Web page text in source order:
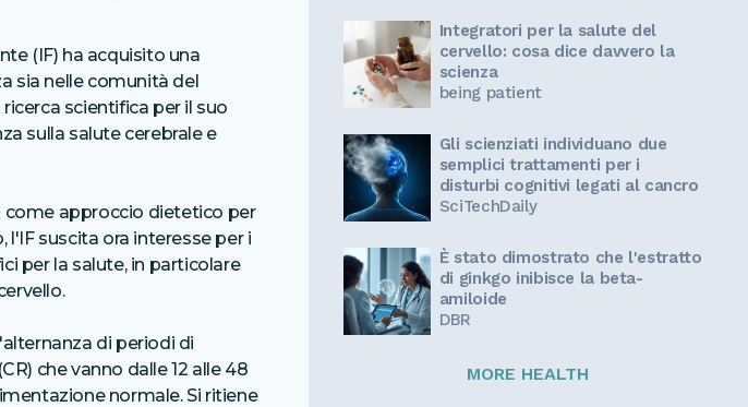
(IF) ha acquisito una
sia nelle comunità del
scientifica per il suo
sulla salute cerebrale e
approccio dietetico per
l'IF suscita ora interesse per i
per la salute, in particolare
di periodi di
che vanno dalle 12 alle 48
normale. Si ritiene
Integratori per la salute del
cervello: cosa dice davvero la
scienza
being patient
Gli scienziati individuano due
semplici trattamenti per i
disturbi cognitivi legati al cancro
SciTechDaily
È stato dimostrato che l'estratto
di ginkgo inibisce la beta-
amiloide
DBR
MORE HEALTH